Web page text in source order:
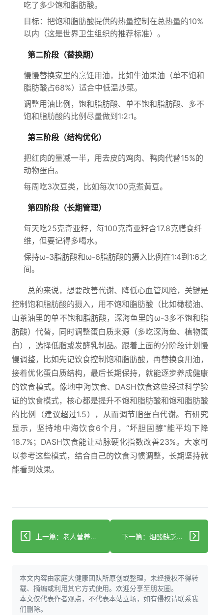
吃了多少饱和脂肪酸。
目标：把饱和脂肪酸提供的热量控制在总热量的10%
以内（这是世界卫生组织的推荐标准）。
第二阶段（替换期）
慢慢替换家里的烹饪用油，比如牛油果油（单不饱和
脂肪酸占68%）适合中低温炒菜。
调整用油比例，饱和脂肪酸、单不饱和脂肪酸、多不
饱和脂肪酸的比例尽量做到1:2:1。
第三阶段（结构优化）
把红肉的量减一半，用去皮的鸡肉、鸭肉代替15%的
动物蛋白。
每周吃3次豆类，比如每次100克煮黄豆。
第四阶段（长期管理）
每天吃25克奇亚籽，每100克奇亚籽含17.8克膳食纤
维，但要记得多喝水。
保持ω-3脂肪酸和ω-6脂肪酸的摄入比例在1:4到1:6之
间。
总的来说，想要改善代谢、降低心血管风险，关键是
控制饱和脂肪酸的摄入，用不饱和脂肪酸（比如橄榄油、
山茶油里的单不饱和脂肪酸，深海鱼里的ω-3多不饱和脂
肪酸）代替，同时调整蛋白质来源（多吃深海鱼、植物蛋
白），选择低脂或发酵乳制品。跟着上面的分阶段计划慢
慢调整，比如先记饮食控制饱和脂肪酸，再替换食用油，
接着优化蛋白质结构，最后长期保持，就能逐步养成健康
的饮食模式。像地中海饮食、DASH饮食这些经过科学验
证的饮食模式，核心都是提升不饱和脂肪酸和饱和脂肪酸
的比例（建议超过1.5），从而调节脂蛋白代谢。有研究
显示，坚持地中海饮食6个月，“坏胆固醇”能平均下降
18.7%；DASH饮食能让动脉硬化指数改善23%。大家可
以参考这些模式，结合自己的饮食习惯调整，长期坚持就
能看到效果。
上一篇：老人营养不良怎么调？3个科学方法帮改善 下一篇：烟酸缺乏神经病科学诊断：多维度方法避免神经不可逆损害
本文内容由家庭大健康团队所原创或整理，未经授权不得转
载、摘编或利用其它方式使用。欢迎分享至朋友圈。
本文仅代表作者观点，不代表本站立场，如有侵权请联系我
们删除。